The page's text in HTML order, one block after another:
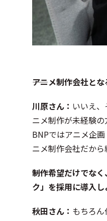
――アニメ制作会社と
川原さん： いいえ
ニメ制作が未経験の
BNPではアニメ企
ニメ制作会社だか
――制作希望だけで
ク」を採用に導入
秋田さん： もちろ